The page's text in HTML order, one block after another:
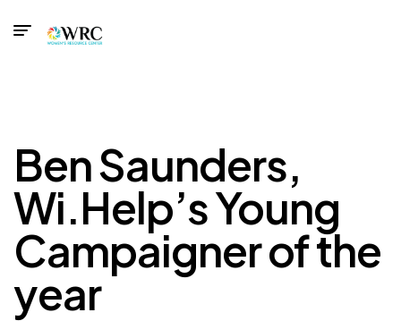
Ben Saunders,
Wi.Help’s Young
Campaigner of the
year